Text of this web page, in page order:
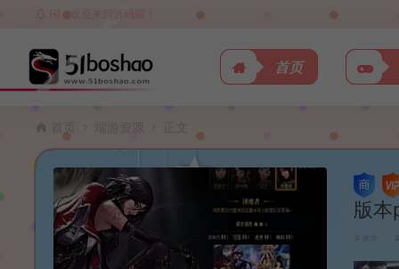
HI，欢迎来到源码屋！
首页
首页 端游资源 正文
版
波少